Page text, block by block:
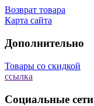
Возврат товара
Карта сайта
Дополнительно
Товары со скидкой
ссылка
Социальные сети